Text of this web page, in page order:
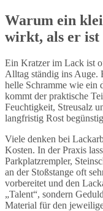
Warum ein
wirkt, als er ist
Ein Kratzer im Lack ist
Alltag ständig ins Auge.
helle Schramme wie ein
kommt der praktische
Feuchtigkeit, Streusalz
langfristig Rost
Viele denken bei
Kosten. In der Praxis
Parkplatzrempler,
an der Stoßstange oft
vorbereitet und den
„Talent“, sondern
Material für den